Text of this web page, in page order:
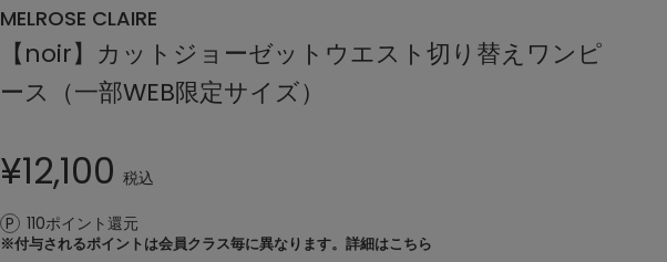
MELROSE CLAIRE
【noir】カットジョーゼットウエスト切り替えワンピ
ース（一部WEB限定サイズ）
¥12,100 税込
110ポイント還元
※付与されるポイントは会員クラス毎に異なります。 詳細はこちら